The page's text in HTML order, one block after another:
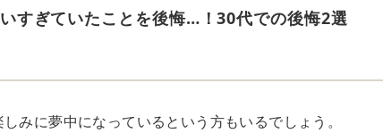
すぎていたことを後悔…！30代での後悔2選
みに夢中になっているという方もいるでしょう。